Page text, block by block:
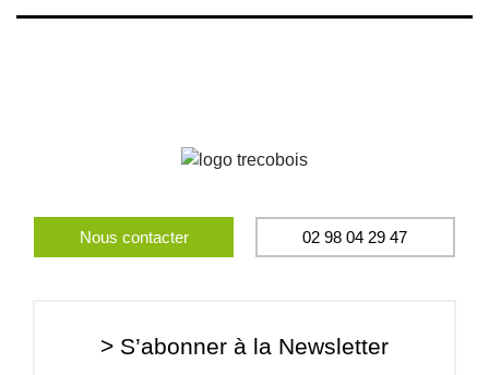
Nous contacter 02 98 04 29 47
> S’abonner à la Newsletter